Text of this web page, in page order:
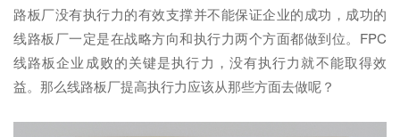
路板厂没有执行力的有效支撑并不能保证企业的成功，成功的
线路板厂一定是在战略方向和执行力两个方面都做到位。FPC
线路板企业成败的关键是执行力，没有执行力就不能取得效
益。那么线路板厂提高执行力应该从那些方面去做呢？